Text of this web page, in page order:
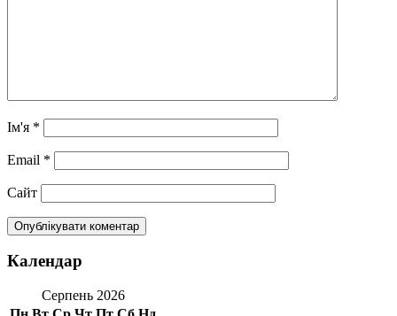
Ім'я *
Email *
Сайт
Календар
Серпень 2026